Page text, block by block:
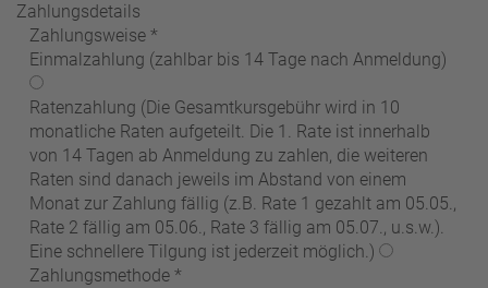
Zahlungsdetails
Zahlungsweise *
Einmalzahlung (zahlbar bis 14 Tage nach Anmeldung)
Ratenzahlung (Die Gesamtkursgebühr wird in 10
monatliche Raten aufgeteilt. Die 1. Rate ist innerhalb
von 14 Tagen ab Anmeldung zu zahlen, die weiteren
Raten sind danach jeweils im Abstand von einem
Monat zur Zahlung fällig (z.B. Rate 1 gezahlt am 05.05.,
Rate 2 fällig am 05.06., Rate 3 fällig am 05.07., u.s.w.).
Eine schnellere Tilgung ist jederzeit möglich.)
Zahlungsmethode *